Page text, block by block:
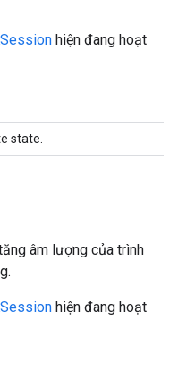
hiện đang hoạt
state.
âm lượng của trình
hiện đang hoạt